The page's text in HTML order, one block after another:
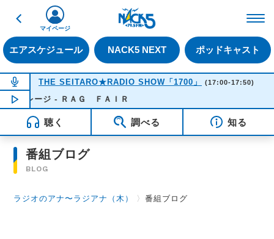
戻る
エアスケジュール NACK5 NEXT ポッドキャスト
マイページ
NOW ON AIR
THE SEITARO★RADIO SHOW「1700」 (17:00-17:50)
NOW PLAYING 17:21
イレージ - ＲＡＧ ＦＡＩＲ
聴く 調べる 知る
番組ブログ
BLOG
ラジオのアナ〜ラジアナ（木） 〉番組ブログ